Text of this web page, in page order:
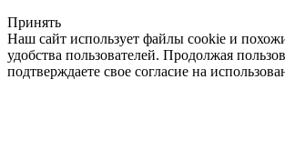
Принять
Наш сайт использует файлы cookie и
удобства пользователей. Продолжая
подтверждаете свое согласие на